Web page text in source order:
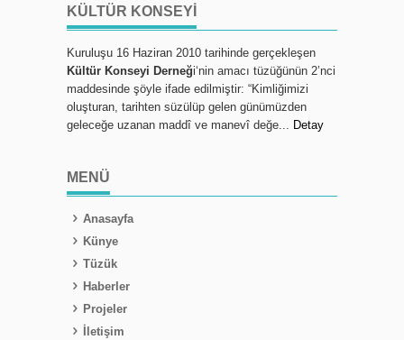
KÜLTÜR KONSEYI
Kuruluşu 16 Haziran 2010 tarihinde gerçekleşen
Kültür Konseyi Derneği‘nin amacı tüzüğünün 2’nci
maddesinde şöyle ifade edilmiştir: “Kimliğimizi
oluşturan, tarihten süzülüp gelen günümüzden
geleceğe uzanan maddî ve manevî değe... Detay
MENÜ
Anasayfa
Künye
Tüzük
Haberler
Projeler
İletişim